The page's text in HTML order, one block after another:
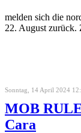
melden sich die
22. August zurück.
Sonntag, 14 April 2024
MOB
Cara